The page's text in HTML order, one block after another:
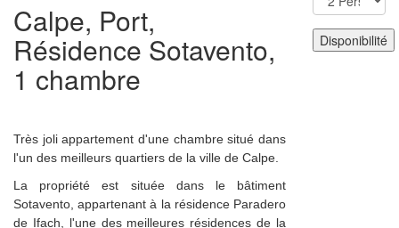
Calpe, Port,
Résidence Sotavento,
1 chambre
Très joli appartement d'une chambre situé dans
l'un des meilleurs quartiers de la ville de Calpe.
La propriété est située dans le bâtiment
Sotavento, appartenant à la résidence Paradero
de Ifach, l'une des meilleures résidences de la